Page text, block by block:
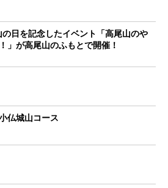
日を記念したイベント「高尾山のや
」が高尾山のふもとで開催！
仏城山コース